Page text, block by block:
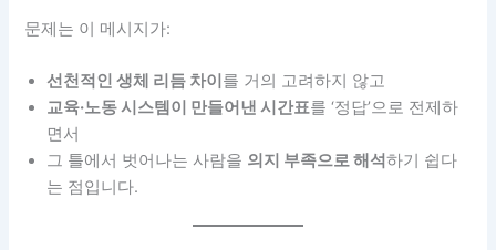
문제는 이 메시지가:
선천적인 생체 리듬 차이 를 거의 고려하지 않고
교육·노동 시스템이 만들어낸 시간표를 ‘정답’으로 전제하
면서
그 틀에서 벗어나는 사람을 의지 부족으로 해석하기 쉽다
는 점입니다.